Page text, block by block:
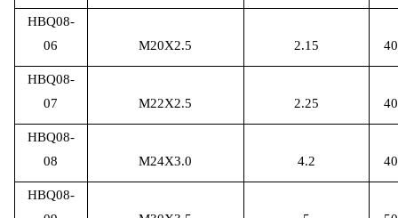
HBQ08-
06
M20X2.5 2.15
HBQ08-
07
M22X2.5 2.25
HBQ08-
08
M24X3.0 4.2
HBQ08-